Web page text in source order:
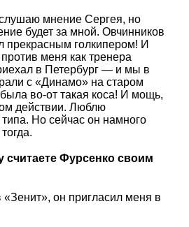
мнение Сергея, но
будет за мной. Овчинников
прекрасным голкипером! И
меня как тренера
в Петербург — и мы в
с «Динамо» на старом
во-от такая коса! И мощь,
действии. Люблю
типа. Но сейчас он намного
Фурсенко своим
он пригласил меня в